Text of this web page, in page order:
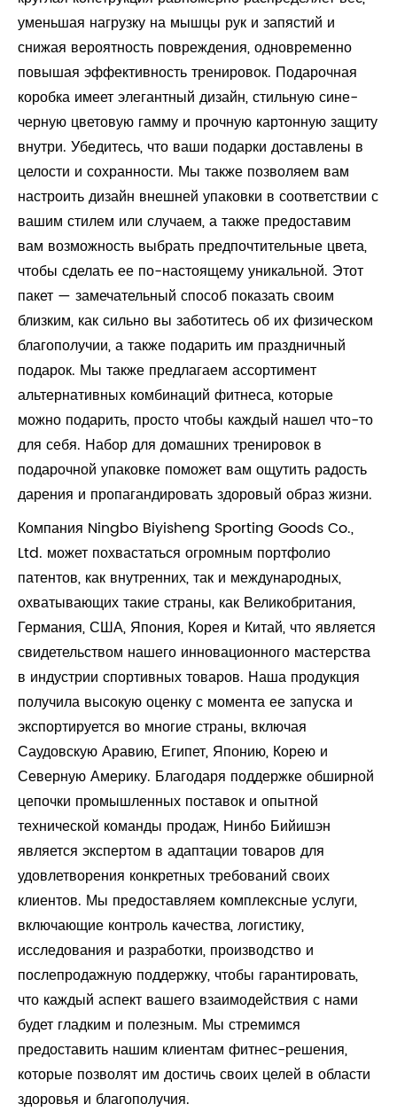
уменьшая нагрузку на мышцы рук и запястий и
снижая вероятность повреждения, одновременно
повышая эффективность тренировок. Подарочная
коробка имеет элегантный дизайн, стильную сине-
черную цветовую гамму и прочную картонную защиту
внутри. Убедитесь, что ваши подарки доставлены в
целости и сохранности. Мы также позволяем вам
настроить дизайн внешней упаковки в соответствии с
вашим стилем или случаем, а также предоставим
вам возможность выбрать предпочтительные цвета,
чтобы сделать ее по-настоящему уникальной. Этот
пакет — замечательный способ показать своим
близким, как сильно вы заботитесь об их физическом
благополучии, а также подарить им праздничный
подарок. Мы также предлагаем ассортимент
альтернативных комбинаций фитнеса, которые
можно подарить, просто чтобы каждый нашел что-то
для себя. Набор для домашних тренировок в
подарочной упаковке поможет вам ощутить радость
дарения и пропагандировать здоровый образ жизни.
Компания Ningbo Biyisheng Sporting Goods Co.,
Ltd. может похвастаться огромным портфолио
патентов, как внутренних, так и международных,
охватывающих такие страны, как Великобритания,
Германия, США, Япония, Корея и Китай, что является
свидетельством нашего инновационного мастерства
в индустрии спортивных товаров. Наша продукция
получила высокую оценку с момента ее запуска и
экспортируется во многие страны, включая
Саудовскую Аравию, Египет, Японию, Корею и
Северную Америку. Благодаря поддержке обширной
цепочки промышленных поставок и опытной
технической команды продаж, Нинбо Бийишэн
является экспертом в адаптации товаров для
удовлетворения конкретных требований своих
клиентов. Мы предоставляем комплексные услуги,
включающие контроль качества, логистику,
исследования и разработки, производство и
послепродажную поддержку, чтобы гарантировать,
что каждый аспект вашего взаимодействия с нами
будет гладким и полезным. Мы стремимся
предоставить нашим клиентам фитнес-решения,
которые позволят им достичь своих целей в области
здоровья и благополучия.